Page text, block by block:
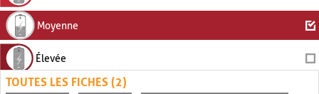
Moyenne
Élevée
TOUTES LES FICHES (2)